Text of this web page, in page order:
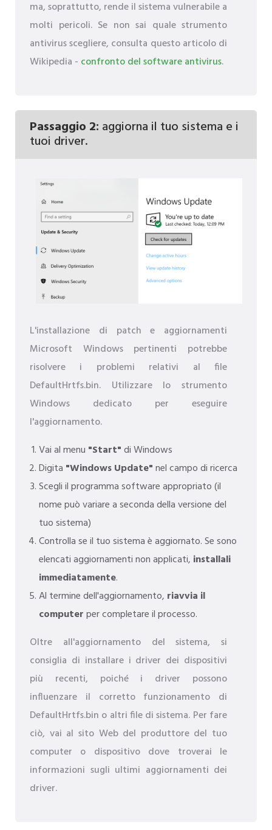
ma, soprattutto, rende il sistema vulnerabile a
molti pericoli. Se non sai quale strumento
antivirus scegliere, consulta questo articolo di
Wikipedia - confronto del software antivirus.
Passaggio 2: aggiorna il tuo sistema e i
tuoi driver.
L'installazione di patch e aggiornamenti
Microsoft Windows pertinenti potrebbe
risolvere i problemi relativi al file
DefaultHrtfs.bin. Utilizzare lo strumento
Windows dedicato per eseguire
l'aggiornamento.
Vai al menu "Start"di Windows
Digita "Windows Update"nel campo di ricerca
Scegli il programma software appropriato (il
nome può variare a seconda della versione del
tuo sistema)
Controlla se il tuo sistema è aggiornato. Se sono
elencati aggiornamenti non applicati, installali
immediatamente.
Al termine dell'aggiornamento, riavvia il
computerper completare il processo.
Oltre all'aggiornamento del sistema, si
consiglia di installare i driver dei dispositivi
più recenti, poiché i driver possono
influenzare il corretto funzionamento di
DefaultHrtfs.bin o altri file di sistema. Per fare
ciò, vai al sito Web del produttore del tuo
computer o dispositivo dove troverai le
informazioni sugli ultimi aggiornamenti dei
driver.